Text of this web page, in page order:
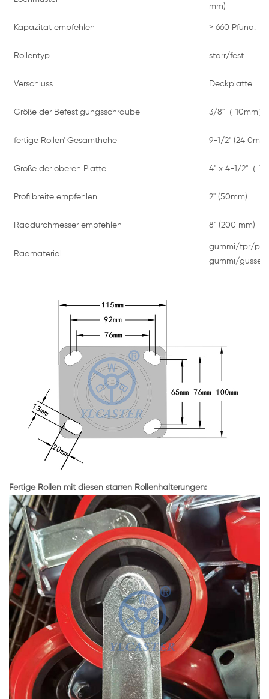
mm)
Kapazität empfehlen ≥ 660 Pfund.
Rollentyp starr/fest
Verschluss Deckplatte
Größe der Befestigungsschraube 3/8" （ 10mm ）
fertige Rollen' Gesamthöhe 9-1/2" (24 0mm
Größe der oberen Platte 4" x 4-1/2" （
Profilbreite empfehlen 2" (50mm)
Raddurchmesser empfehlen 8" (200 mm)
Radmaterial
gummi/tpr/
gummi/
Fertige Rollen mit diesen starren Rollenhalterungen: